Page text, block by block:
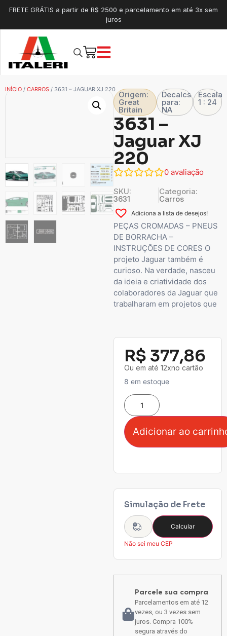
FRETE GRÁTIS a partir de R$ 2500 e parcelamento em até 3x sem
juros
INÍCIO / CARROS / 3631 – JAGUAR XJ 220
Origem:
Great
Britain
Decalcs
para:
NA
Escala
1 : 24
3631 –
Jaguar XJ
220
0 avaliação
SKU:
3631
Categoria:
Carros
Adiciona a lista de desejos!
PEÇAS CROMADAS – PNEUS
DE BORRACHA –
INSTRUÇÕES DE CORES O
projeto Jaguar também é
curioso. Na verdade, nasceu
da ideia e criatividade dos
colaboradores da Jaguar que
trabalharam em projetos que
R$ 377,86
Ou em até 12xno cartão
8 em estoque
Adicionar ao
Simulação de Frete
Calcular
Não sei meu CEP
Parcele sua compra
Parcelamentos em até 12
vezes, ou 3 vezes sem
juros. Compra 100%
segura através do